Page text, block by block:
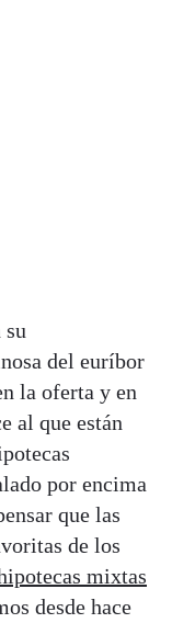
del euríbor
la oferta y en
al que están
por encima
que las
de los
mixtas
desde hace